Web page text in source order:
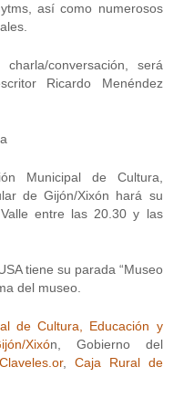
así como numerosos
conversación, será
Ricardo Menéndez
Municipal de Cultura,
de Gijón/Xixón hará su
entre las 20.30 y las
tiene su parada “Museo
del museo.
de Cultura, Educación y
Xixón, Gobierno del
,
Caja Rural de